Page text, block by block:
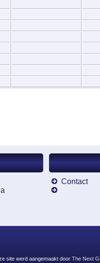
Contact
site werd aangemaakt door The Next